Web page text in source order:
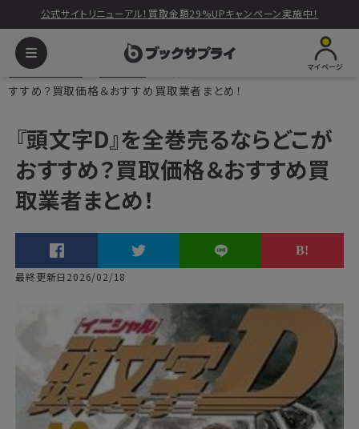
公式サイトリニューアル！買取金額29%UPキャンペーン実施中！
マイページ
ブックサプライ
『頭文字D』を全巻売るならどこがお
すすめ？買取価格＆おすすめ買取業者まとめ！
『頭文字D』を全巻売るならどこが
おすすめ？買取価格＆おすすめ買
取業者まとめ！
最終更新日2026/02/18